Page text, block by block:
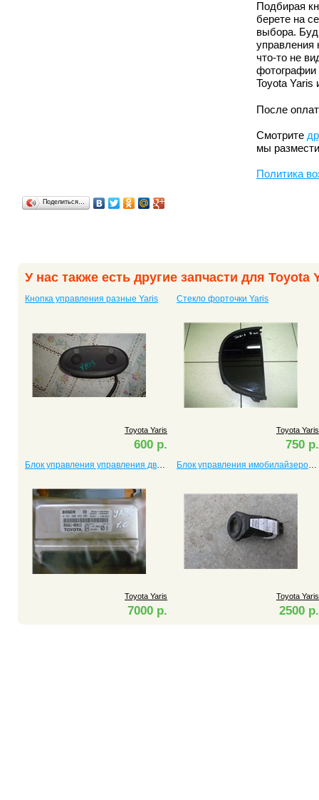
Подбирая
берете на
выбора.
управления
что-то не
фотографии
Toyota Yaris
После
Смотрите
мы
Политика
Поделиться…
У нас также есть другие запчасти для Toyota
Кнопка управления разные Yaris
Toyota Yaris
600 р.
Стекло форточки Yaris
Toyota Yaris
750 р.
Блок управления управления двигателем (ЭБУ, мозги) Yaris
Toyota Yaris
7000 р.
Блок управления имобилайзером Yaris
Toyota Yaris
2500 р.